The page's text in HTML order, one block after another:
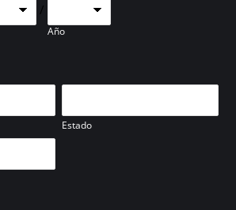
/
Año
Estado